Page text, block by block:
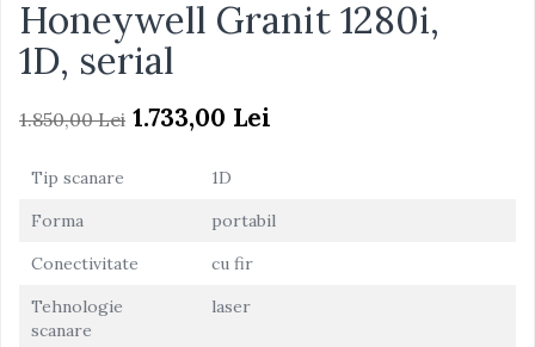
Honeywell Granit 1280i,
1D, serial
1.850,00 Lei 1.733,00 Lei
Tip scanare
1D
Forma
portabil
Conectivitate
cu fir
Tehnologie
scanare
laser